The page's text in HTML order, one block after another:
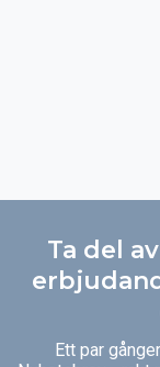
Ta del
Ett par